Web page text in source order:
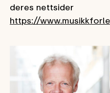
deres nettsider
https://